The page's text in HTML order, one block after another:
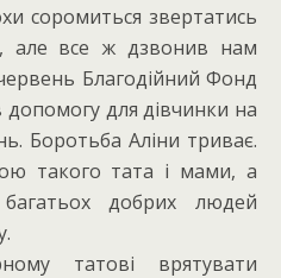
соромиться звертатись
але все ж дзвонив нам
Благодійний Фонд
допомогу для дівчинки на
Боротьба Аліни триває.
такого тата і мами, а
добрих людей
татові врятувати